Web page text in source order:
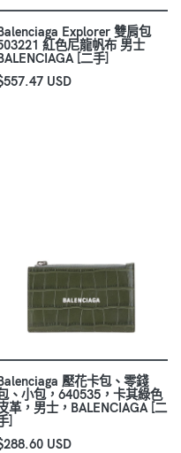
Explorer 雙肩包
紅色尼龍帆布 男士
[二手]
USD
壓花卡包、零錢
、小包，640535，卡其綠色
革，男士，BALENCIAGA [二
]
USD